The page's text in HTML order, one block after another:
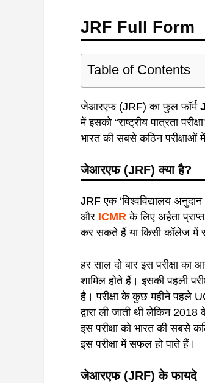
JRF Full Form
Table of Contents
जेआरएफ (JRF) का फुल फॉर्म
में इसको “राष्ट्रीय पात्रता
भारत की सबसे कठिन परीक्षाओं
जेआरएफ (JRF) क्या है?
JRF एक ‘विश्वविद्यालय
और ICMR के लिए अर्हता
कर सकते हैं या किसी कॉलेज में
हर साल दो बार इस परीक्षा का
शामिल होते हैं। इसकी पहली
है। परीक्षा के कुछ महीने पहले
द्वारा ली जाती थी लेकिन 2018
इस परीक्षा को भारत की सबसे
इस परीक्षा में सफल हो पाते हैं।
जेआरएफ (JRF) के फायदे